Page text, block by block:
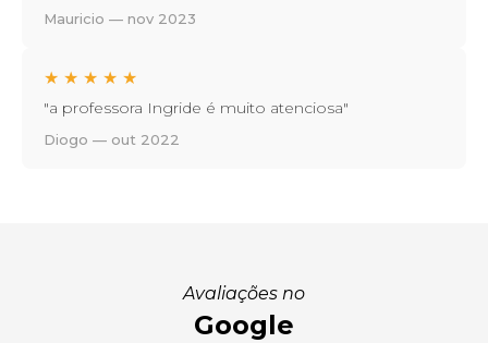
Mauricio — nov 2023
★ ★ ★ ★ ★
"a professora Ingride é muito atenciosa"
Diogo — out 2022
Avaliações no
Google